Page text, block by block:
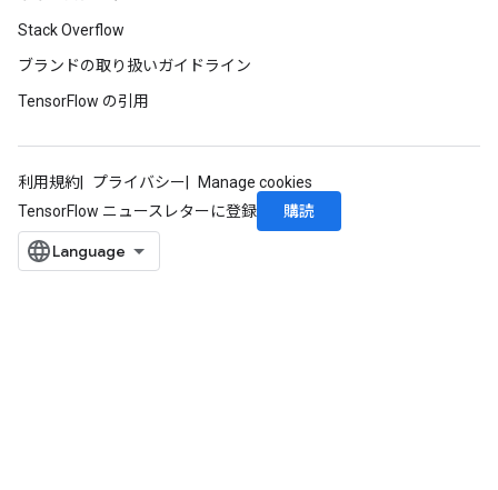
Stack Overflow
ブランドの取り扱いガイドライン
TensorFlow の引用
利用規約 プライバシー
Manage cookies
TensorFlow ニュースレターに登録
購読